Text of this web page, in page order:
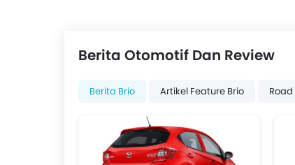
Berita Otomotif Dan Review
Berita Brio Artikel Feature Brio Road